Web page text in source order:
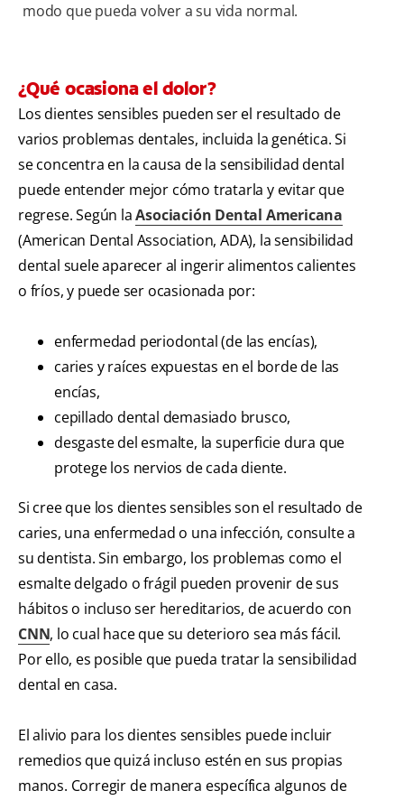
modo que pueda volver a su vida normal.
¿Qué ocasiona el dolor?
Los dientes sensibles pueden ser el resultado de
varios problemas dentales, incluida la genética. Si
se concentra en la causa de la sensibilidad dental
puede entender mejor cómo tratarla y evitar que
regrese. Según laAsociación Dental Americana
(American Dental Association, ADA), la sensibilidad
dental suele aparecer al ingerir alimentos calientes
o fríos, y puede ser ocasionada por:
enfermedad periodontal (de las encías),
caries y raíces expuestas en el borde de las
encías,
cepillado dental demasiado brusco,
desgaste del esmalte, la superficie dura que
protege los nervios de cada diente.
Si cree que los dientes sensibles son el resultado de
caries, una enfermedad o una infección, consulte a
su dentista. Sin embargo, los problemas como el
esmalte delgado o frágil pueden provenir de sus
hábitos o incluso ser hereditarios, de acuerdo con
CNN, lo cual hace que su deterioro sea más fácil.
Por ello, es posible que pueda tratar la sensibilidad
dental en casa.
El alivio para los dientes sensibles puede incluir
remedios que quizá incluso estén en sus propias
manos. Corregir de manera específica algunos de